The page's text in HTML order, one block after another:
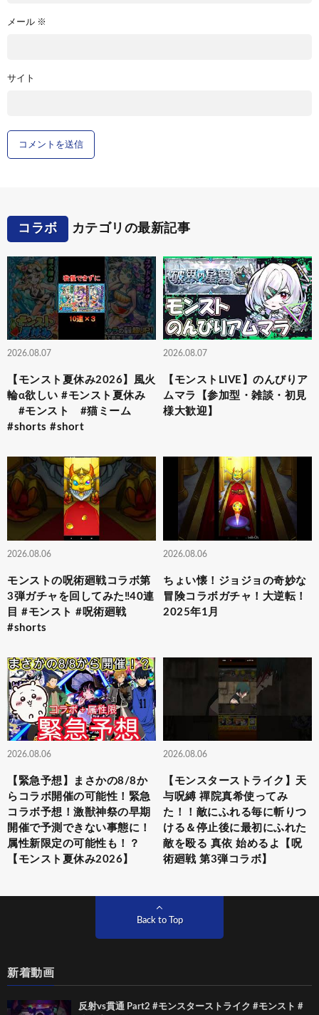
メール ※
サイト
コラボ カテゴリの最新記事
2026.08.07
【モンスト夏休み2026】風火
輪α欲しい #モンスト夏休み
#モンスト #猫ミーム
#shorts #short
2026.08.07
【モンストLIVE】のんびりア
ムマラ【参加型・雑談・初見
様大歓迎】
2026.08.06
モンストの呪術廻戦コラボ第
3弾ガチャを回してみた‼️40連
目 #モンスト #呪術廻戦
#shorts
2026.08.06
ちょい懐！ジョジョの奇妙な
冒険コラボガチャ！大逆転！
2025年1月
2026.08.06
【緊急予想】まさかの8/8か
らコラボ開催の可能性！緊急
コラボ予想！激獣神祭の早期
開催で予測できない事態に！
属性新限定の可能性も！？
【モンスト夏休み2026】
2026.08.06
【モンスターストライク】天
与呪縛 禪院真希使ってみ
た！！敵にふれる毎に斬りつ
ける＆停止後に最初にふれた
敵を殴る 真依 始めるよ【呪
術廻戦 第3弾コラボ】
Back to Top
新着動画
反射vs貫通 Part2 #モンスターストライク #モンスト #